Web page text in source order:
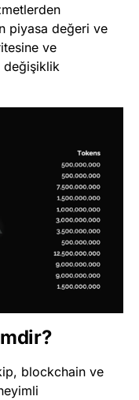
piyasa değeri ve
ve
değişiklik
blockchain ve